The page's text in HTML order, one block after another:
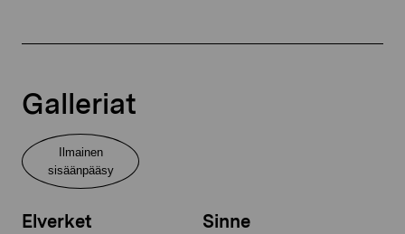
Galleriat
Ilmainen
sisäänpääsy
Elverket Sinne